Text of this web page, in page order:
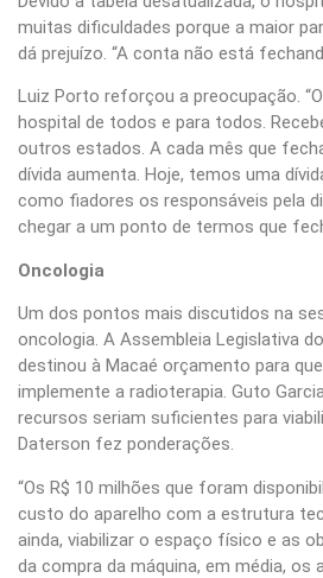
muitas dificuldades porque a maior
dá prejuízo. “A conta não está
Luiz Porto reforçou a preocupação.
hospital de todos e para todos.
outros estados. A cada mês que
dívida aumenta. Hoje, temos uma
como fiadores os responsáveis pela
chegar a um ponto de termos que
Oncologia
Um dos pontos mais discutidos na
oncologia. A Assembleia Legislativa
destinou à Macaé orçamento para
implemente a radioterapia. Guto
recursos seriam suficientes para
Daterson fez ponderações.
“Os R$ 10 milhões que foram
custo do aparelho com a estrutura
ainda, viabilizar o espaço físico e as
da compra da máquina, em média, os